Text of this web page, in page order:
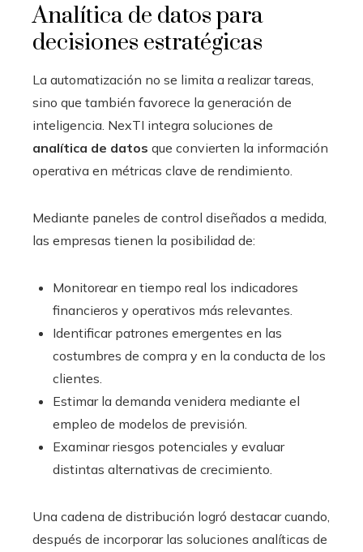
Analítica de datos para
decisiones estratégicas
La automatización no se limita a realizar tareas,
sino que también favorece la generación de
inteligencia. NexTI integra soluciones de
analítica de datos que convierten la información
operativa en métricas clave de rendimiento.
Mediante paneles de control diseñados a medida,
las empresas tienen la posibilidad de:
Monitorear en tiempo real los indicadores
financieros y operativos más relevantes.
Identificar patrones emergentes en las
costumbres de compra y en la conducta de los
clientes.
Estimar la demanda venidera mediante el
empleo de modelos de previsión.
Examinar riesgos potenciales y evaluar
distintas alternativas de crecimiento.
Una cadena de distribución logró destacar cuando,
después de incorporar las soluciones analíticas de